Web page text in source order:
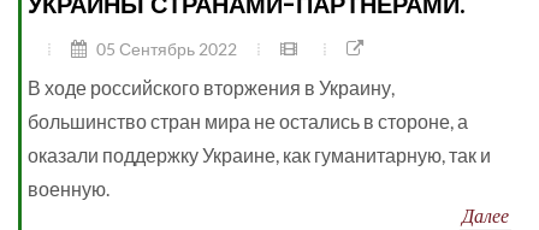
05 Сентябрь 2022
В ходе российского вторжения в Украину,
большинство стран мира не остались в стороне, а
оказали поддержку Украине, как гуманитарную, так и
военную.
Далее